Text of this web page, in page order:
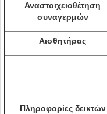
Αναστοιχειοθέτηση
συναγερμών
Αισθητήρας
Πληροφορίες δεικτών